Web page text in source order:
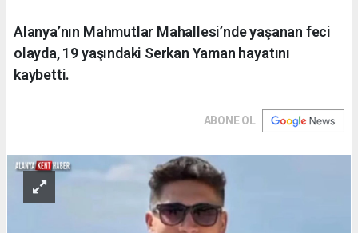
Alanya’nın Mahmutlar Mahallesi’nde yaşanan feci
olayda, 19 yaşındaki Serkan Yaman hayatını
kaybetti.
ABONE OL